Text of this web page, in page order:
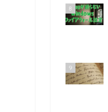
8
9